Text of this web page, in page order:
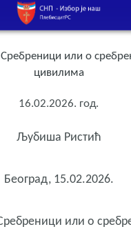
Сребреници или о
цивилима
16.02.2026. год.
Љубиша Ристић
Београд, 15.02.2026.
или о